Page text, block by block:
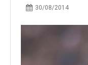
30/08/2014